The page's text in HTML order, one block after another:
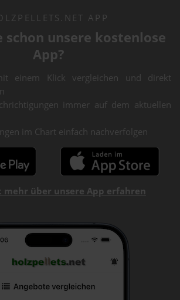
APP
schon unsere kostenlose
App?
einem Klick vergleichen und direkt
immer auf dem aktuellen
im Chart einfach nachverfolgen
mehr über unsere App erfahren